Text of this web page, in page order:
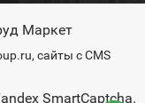
Маркет
сайты с CMS
SmartCaptcha.